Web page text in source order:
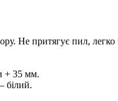
Не притягує пил,
+ 35 мм.
білий.